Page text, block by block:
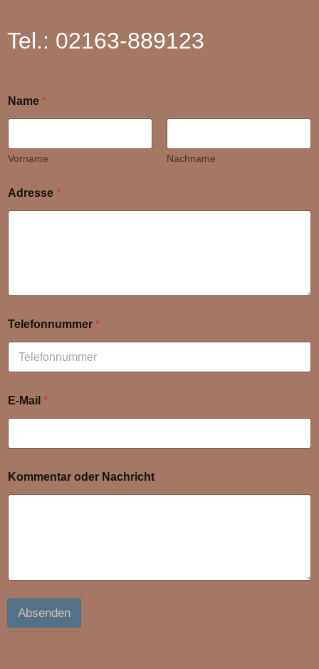
Tel.: 02163-889123
Name *
Vorname Nachname
Adresse *
Telefonnummer *
E-Mail *
Kommentar oder Nachricht
Absenden